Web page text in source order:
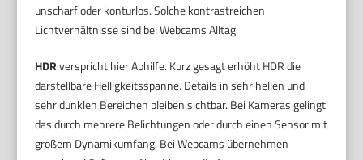
unscharf oder konturlos. Solche kontrastreichen
Lichtverhältnisse sind bei Webcams Alltag.
HDRverspricht hier Abhilfe. Kurz gesagt erhöht HDR die
darstellbare Helligkeitsspanne. Details in sehr hellen und
sehr dunklen Bereichen bleiben sichtbar. Bei Kameras gelingt
das durch mehrere Belichtungen oder durch einen Sensor mit
großem Dynamikumfang. Bei Webcams übernehmen